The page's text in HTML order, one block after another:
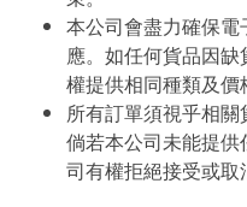
本公司會盡力確保電
應。如任何貨品因
權提供相同種類及價
所有訂單須視乎相關
倘若本公司未能提供
司有權拒絕接受或取